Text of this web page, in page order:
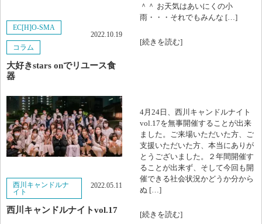
視察
いろいろ
コラム
法人情報
2025年7月
2025年6月
2025年5月
2025年4月
2025年2月
EC[H]O-SMA
コラム
2022.10.19
大好きstars onでリユース食
器
＾＾ お天気はあいにくの小
雨・・・それでもみんな […]
[続きを読む]
西川キャンドルナ
イト
2022.05.11
西川キャンドルナイトvol.17
4月24日、西川キャンドルナイト
vol.17を無事開催することが出来
ました。ご来場いただいた方、ご
支援いただいた方、本当にありが
とうございました。２年間開催す
ることが出来ず、そして今回も開
催できる社会状況かどうか分から
ぬ […]
[続きを読む]